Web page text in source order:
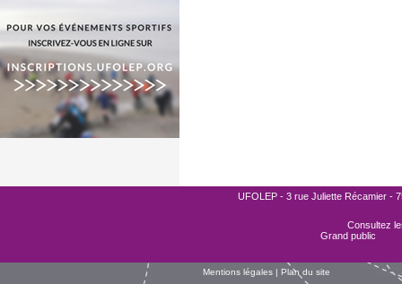
UFOLEP - 3 rue Juliette Récamier -
Consultez
Grand public
Mentions légales |Plan du site